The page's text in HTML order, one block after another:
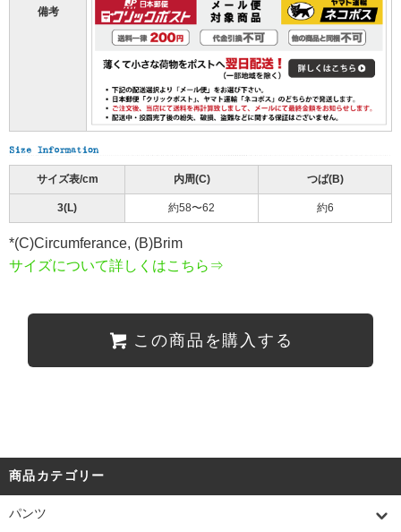
備考
サイズ表/cm 内周(C) つば(B)
3(L) 約58〜62 約6
*(C)Circumferance, (B)Brim
サイズについて詳しくはこちら⇒
この商品を購入する
商品カテゴリー
パンツ